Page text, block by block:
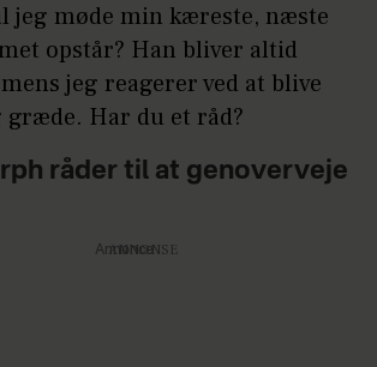
jeg møde min kæreste, næste
opstår? Han bliver altid
jeg reagerer ved at blive
græde. Har du et råd?
råder til at genoverveje
Annonce